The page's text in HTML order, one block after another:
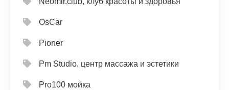
OsCar
Pioner
Pm Studio, центр массажа и эстетики
Pro100 мойка